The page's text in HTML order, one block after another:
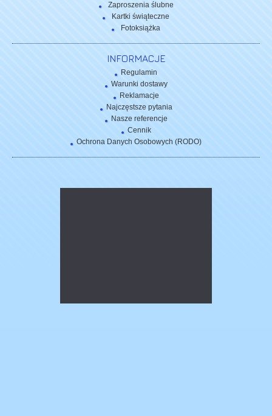
Zaproszenia ślubne
Kartki świąteczne
Fotoksiążka
INFORMACJE
Regulamin
Warunki dostawy
Reklamacje
Najczęstsze pytania
Nasze referencje
Cennik
Ochrona Danych Osobowych (RODO)